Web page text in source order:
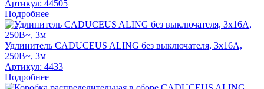
Артикул: 44505
Подробнее
Удлинитель CADUCEUS ALING без выключателя, 3х16А,
250В~, 3м
Артикул: 4433
Подробнее